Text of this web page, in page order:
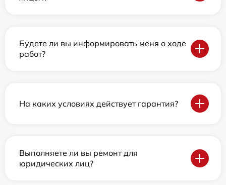
Будете ли вы информировать меня о ходе
работ?
На каких условиях действует гарантия?
Выполняете ли вы ремонт для
юридических лиц?